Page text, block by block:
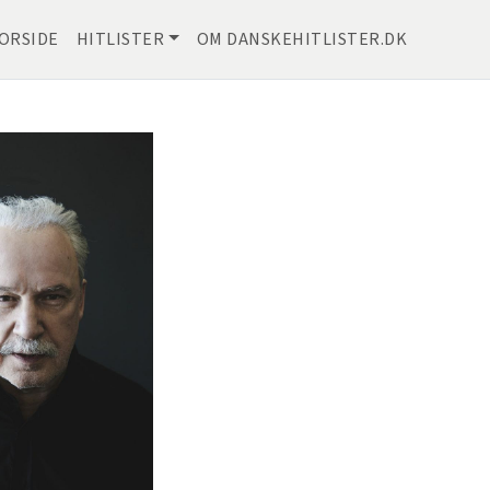
HITLISTER OM DANSKEHITLISTER.DK